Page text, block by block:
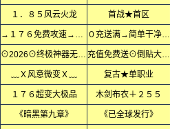
１．８５风云火龙 首战★首区
→１７６免费攻速→小极品 ０充送满→简单干净无隐藏
⊙2026⊙终极神器无限刀⊙ 充值免费送⊙倒贴大切割⊙
﹏Ｘ风意微变Ｘ﹏ 复古★单职业
１７６超变大极品 木剑布衣＋２５５
《暗黑第九章》 《已全球发行》